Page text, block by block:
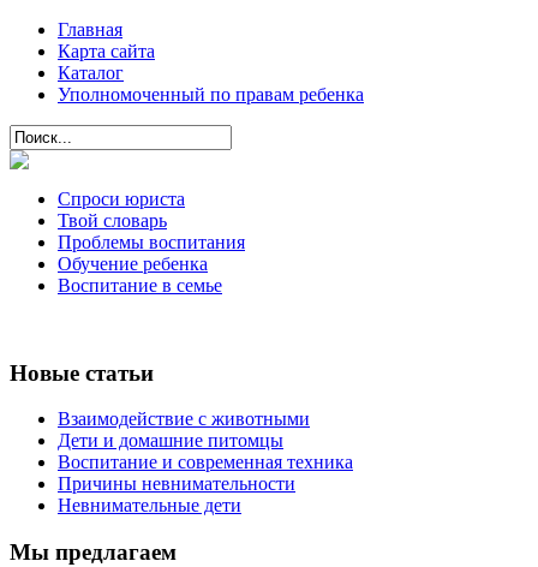
Главная
Карта сайта
Каталог
Уполномоченный по правам ребенка
Спроси юриста
Твой словарь
Проблемы воспитания
Обучение ребенка
Воспитание в семье
Новые статьи
Взаимодействие с животными
Дети и домашние питомцы
Воспитание и современная техника
Причины невнимательности
Невнимательные дети
Мы предлагаем